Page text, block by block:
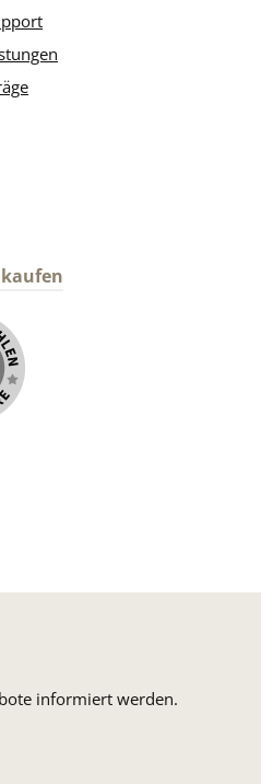
informiert werden.